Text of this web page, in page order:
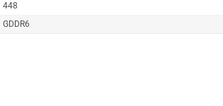
448
GDDR6